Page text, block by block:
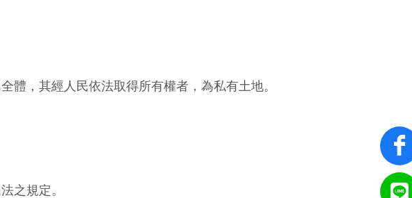
體，其經人民依法取得所有權者，為私有土地。
之規定。